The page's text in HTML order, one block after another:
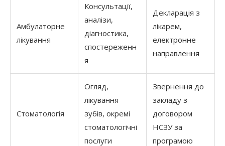
Амбулаторне
лікування
Консультації,
аналізи,
діагностика,
спостереженн
я
Декларація з
лікарем,
електронне
направлення
Стоматологія
Огляд,
лікування
зубів, окремі
стоматологічні
послуги
Звернення до
закладу з
договором
НСЗУ за
програмою